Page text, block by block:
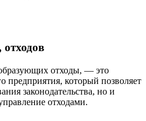
отходы, — это
предприятия, который позволяет
законодательства, но и
отходами.